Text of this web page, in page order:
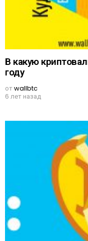
В какую
году
отwallbtc
6 лет назад